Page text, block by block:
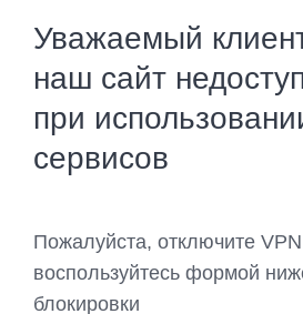
Уважаемый
наш сайт
при
сервисов
Пожалуйста, отключите
воспользуйтесь формой
блокировки